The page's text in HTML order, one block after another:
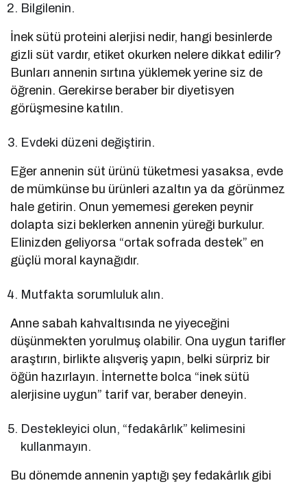
Bilgilenin.
İnek sütü proteini alerjisi nedir, hangi besinlerde
gizli süt vardır, etiket okurken nelere dikkat edilir?
Bunları annenin sırtına yüklemek yerine siz de
öğrenin. Gerekirse beraber bir diyetisyen
görüşmesine katılın.
Evdeki düzeni değiştirin.
Eğer annenin süt ürünü tüketmesi yasaksa, evde
de mümkünse bu ürünleri azaltın ya da görünmez
hale getirin. Onun yememesi gereken peynir
dolapta sizi beklerken annenin yüreği burkulur.
Elinizden geliyorsa “ortak sofrada destek” en
güçlü moral kaynağıdır.
Mutfakta sorumluluk alın.
Anne sabah kahvaltısında ne yiyeceğini
düşünmekten yorulmuş olabilir. Ona uygun tarifler
araştırın, birlikte alışveriş yapın, belki sürpriz bir
öğün hazırlayın. İnternette bolca “inek sütü
alerjisine uygun” tarif var, beraber deneyin.
Destekleyici olun, “fedakârlık” kelimesini
kullanmayın.
Bu dönemde annenin yaptığı şey fedakârlık gibi